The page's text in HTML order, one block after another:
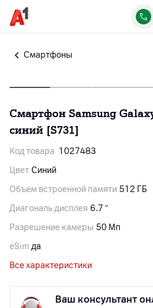
Смартфоны
Смартфон Samsung
синий [S731]
Код товара 1027483
Цвет Синий
Объем встроенной памяти 512 ГБ
Диагональ дисплея 6.7 ″
Разрешение камеры 50 Мп
eSim да
Все характеристики
Ваш консультант